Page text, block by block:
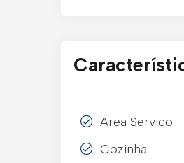
Area Servico
Cozinha